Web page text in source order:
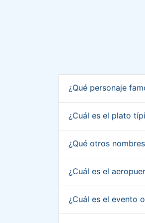
¿Qué personaje
¿Cuál es el plato
¿Qué otros
¿Cuál es el
¿Cuál es el evento